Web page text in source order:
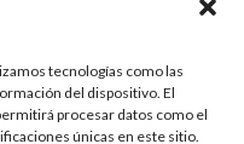
tecnologías como las
del dispositivo. El
procesar datos como el
únicas en este sitio.